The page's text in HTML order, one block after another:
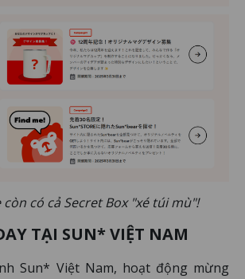
có cả Secret Box "xé túi mù"!
TẠI SUN* VIỆT NAM
Sun* Việt Nam, hoạt động mừng